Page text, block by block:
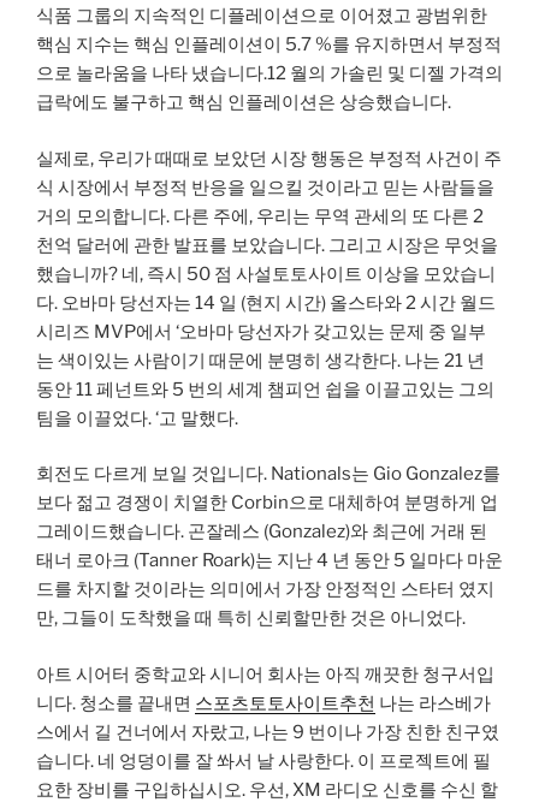
식품 그룹의 지속적인 디플레이션으로 이어졌고 광범위한
핵심 지수는 핵심 인플레이션이 5.7 %를 유지하면서 부정적
으로 놀라움을 나타 냈습니다.12 월의 가솔린 ​​및 디젤 가격의
급락에도 불구하고 핵심 인플레이션은 상승했습니다.
실제로, 우리가 때때로 보았던 시장 행동은 부정적 사건이 주
식 시장에서 부정적 반응을 일으킬 것이라고 믿는 사람들을
거의 모의합니다. 다른 주에, 우리는 무역 관세의 또 다른 2
천억 달러에 관한 발표를 보았습니다. 그리고 시장은 무엇을
했습니까? 네, 즉시 50 점 사설토토사이트 이상을 모았습니
다. 오바마 당선자는 14 일 (현지 시간) 올스타와 2 시간 월드
시리즈 MVP에서 ‘오바마 당선자가 갖고있는 문제 중 일부
는 색이있는 사람이기 때문에 분명히 생각한다. 나는 21 년
동안 11 페넌트와 5 번의 세계 챔피언 쉽을 이끌고있는 그의
팀을 이끌었다. ‘고 말했다.
회전도 다르게 보일 것입니다. Nationals는 Gio Gonzalez를
보다 젊고 경쟁이 치열한 Corbin으로 대체하여 분명하게 업
그레이드했습니다. 곤잘레스 (Gonzalez)와 최근에 거래 된
태너 로아크 (Tanner Roark)는 지난 4 년 동안 5 일마다 마운
드를 차지할 것이라는 의미에서 가장 안정적인 스타터 였지
만, 그들이 도착했을 때 특히 신뢰할만한 것은 아니었다.
아트 시어터 중학교와 시니어 회사는 아직 깨끗한 청구서입
니다. 청소를 끝내면 스포츠토토사이트추천 나는 라스베가
스에서 길 건너에서 자랐고, 나는 9 번이나 가장 친한 친구였
습니다. 네 엉덩이를 잘 쏴서 날 사랑한다. 이 프로젝트에 필
요한 장비를 구입하십시오. 우선, XM 라디오 신호를 수신 할